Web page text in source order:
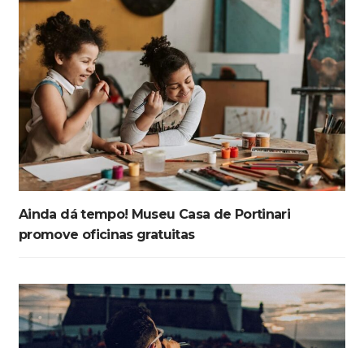
Ainda dá tempo! Museu Casa de Portinari
promove oficinas gratuitas